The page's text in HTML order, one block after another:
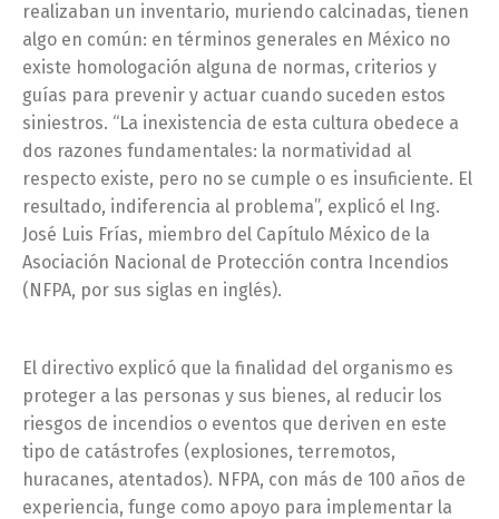
realizaban un inventario, muriendo calcinadas, tienen
algo en común: en términos generales en México no
existe homologación alguna de normas, criterios y
guías para prevenir y actuar cuando suceden estos
siniestros. “La inexistencia de esta cultura obedece a
dos razones fundamentales: la normatividad al
respecto existe, pero no se cumple o es insuficiente. El
resultado, indiferencia al problema”, explicó el Ing.
José Luis Frías, miembro del Capítulo México de la
Asociación Nacional de Protección contra Incendios
(NFPA, por sus siglas en inglés).
El directivo explicó que la finalidad del organismo es
proteger a las personas y sus bienes, al reducir los
riesgos de incendios o eventos que deriven en este
tipo de catástrofes (explosiones, terremotos,
huracanes, atentados). NFPA, con más de 100 años de
experiencia, funge como apoyo para implementar la